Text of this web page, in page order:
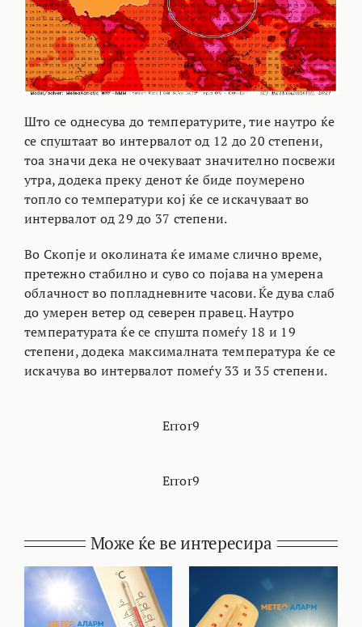
Што се однесува до температурите, тие наутро ќе
се спуштаат во интервалот од 12 до 20 степени,
тоа значи дека не очекуваат значително посвежи
утра, додека преку денот ќе биде поумерено
топло со температури кој ќе се искачуваат во
интервалот од 29 до 37 степени.
Во Скопје и околината ќе имаме слично време,
претежно стабилно и суво со појава на умерена
облачност во попладневните часови. Ќе дува слаб
до умерен ветер од северен правец. Наутро
температурата ќе се спушта помеѓу 18 и 19
степени, додека максималната температура ќе се
искачува во интервалот помеѓу 33 и 35 степени.
Error9
Error9
Може ќе ве интересира